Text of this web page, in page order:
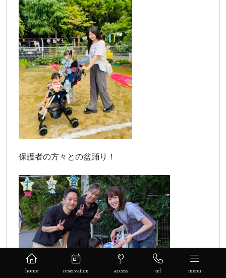
home reservation access tel menu
保護者の方々との盆踊り！